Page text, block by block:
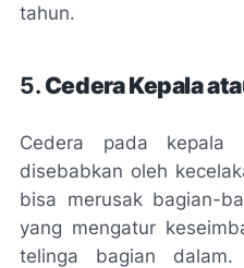
tahun.
5. Cedera Kepala
Cedera pada
disebabkan oleh
bisa merusak bagian-
yang mengatur
telinga bagian